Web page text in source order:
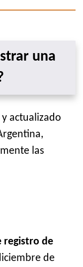
una
actualizado
las
registro de
de